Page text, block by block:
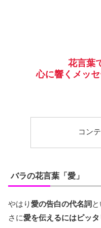
花言葉
心に響くメッ
コン
バラの花言葉「愛」
やはり愛の告白の代名詞
さに愛を伝えるにはピッタ